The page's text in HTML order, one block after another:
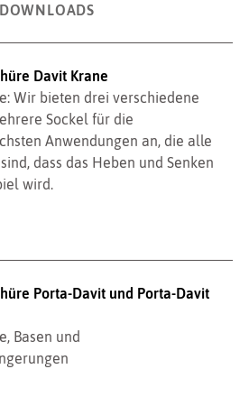
DOWNLOADS
Davit Krane
Wir bieten drei verschiedene
Sockel für die
Anwendungen an, die alle
dass das Heben und Senken
wird.
Porta-Davit und Porta-Davit
Basen und